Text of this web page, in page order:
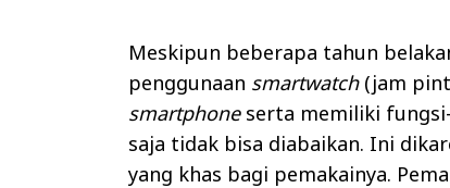
Meskipun beberapa tahun
penggunaan smartwatch (jam
smartphone serta memiliki
saja tidak bisa diabaikan. Ini
yang khas bagi pemakainya.